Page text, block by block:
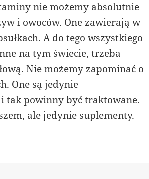
nie możemy absolutnie
i owoców. One zawierają w
A do tego wszystkiego
na tym świecie, trzeba
Nie możemy zapominać o
One są jedynie
tak powinny być traktowane.
ale jedynie suplementy.